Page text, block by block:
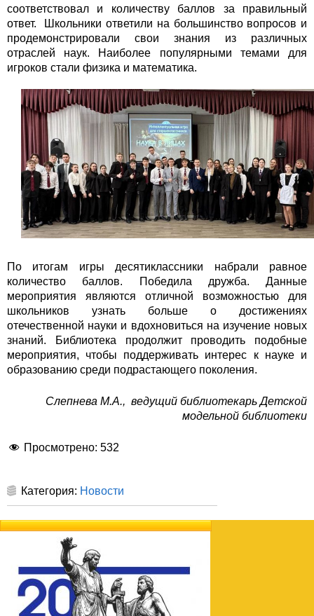
соответствовал и количеству баллов за правильный
ответ. Школьники ответили на большинство вопросов и
продемонстрировали свои знания из различных
отраслей наук. Наиболее популярными темами для
игроков стали физика и математика.
По итогам игры десятиклассники набрали равное
количество баллов. Победила дружба. Данные
мероприятия являются отличной возможностью для
школьников узнать больше о достижениях
отечественной науки и вдохновиться на изучение новых
знаний. Библиотека продолжит проводить подобные
мероприятия, чтобы поддерживать интерес к науке и
образованию среди подрастающего поколения.
Слепнева М.А., ведущий библиотекарь Детской
модельной библиотеки
Просмотрено: 532
Категория: Новости